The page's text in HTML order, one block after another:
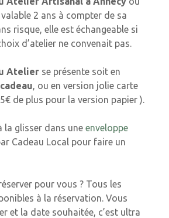
2 ans à compter de sa
risque, elle est échangeable si
d’atelier ne convenait pas.
Atelier se présente soit en
, ou en version jolie carte
de plus pour la version papier ).
la glisser dans une enveloppe
Cadeau Local pour faire un
pour vous ? Tous les
à la réservation. Vous
et la date souhaitée, c’est ultra